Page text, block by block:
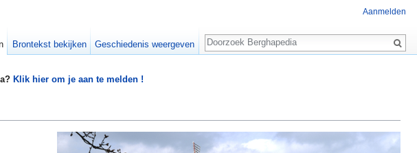
Klik hier om je aan te melden !
Aanmelden
Brontekst bekijken Geschiedenis weergeven
Zoeken